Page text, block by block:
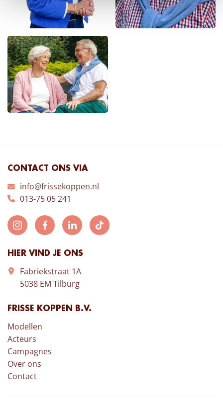
CONTACT ONS VIA
info@frissekoppen.nl
013-75 05 241
HIER VIND JE ONS
Fabriekstraat 1A
5038 EM Tilburg
FRISSE KOPPEN B.V.
Modellen
Acteurs
Campagnes
Over ons
Contact